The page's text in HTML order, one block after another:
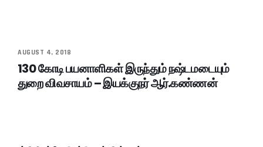
AUGUST 4, 2018
130 கோடி பயனாளிகள் இருந்தும் நஷ்டமடையும்
துறை விவசாயம் – இயக்குநர் ஆர்.கண்ணன்